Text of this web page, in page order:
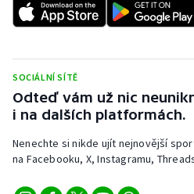
Short track
Sportovní střelba
Stolní tenis
Veslování
SOCIÁLNÍ SÍTĚ
Odteď vám už nic
i na dalších platformách.
Nenechte si nikde ujít nejnovější
na Facebooku, X, Instagramu,